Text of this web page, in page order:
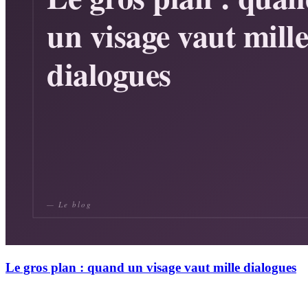
Le gros plan : quand un visage vaut mille dialogues